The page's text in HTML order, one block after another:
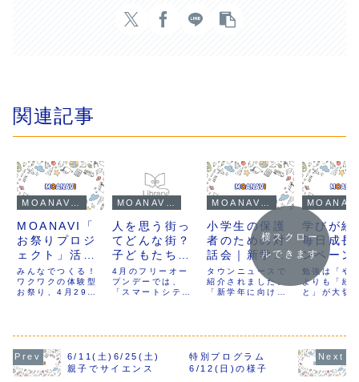
関連記事
MOANAVIのお知らせ・イベント情報
MOANAVI「
お祭りプロジ
ェクト」活動
報告
2025/3/27
みんなでつくる！
ワクワクの体験型
お祭り、4月29日
ゼロからお祭りを
作り上げる体験型
のイベントは、楽
MOANAVIのお知らせ・イベント情報
人を思う街っ
てどんな街？
子どもたちと
描く未来のス
マートシティ
4月のフリーオー
プンデーでは、
「スマートシティ
STEAMプログラ
ムを開催しまし
た。街に必要なも
MOANAVIのイベント情報
小学生の保護
者のための対
話会｜新学年
に向けて親が
できること
は？
タウンニュースで
紹介されました。
「新学年に向けて
12:00参加費｜無
料子育てのアイデ
アをシェアしよ
学びが続
毎日成長
ンペーン
勉強は「や
よりも「続
と」が大切
無理なく勉
慣化できま
ならお得な
横スクロー
ルできます
6/11(土)6/25(土)
親子でサイエンス
特別プログラム
6/12(日)の様子